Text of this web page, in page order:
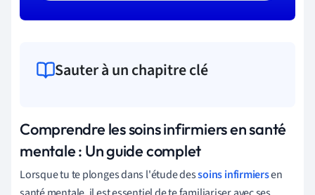
Sauter à un chapitre clé
Comprendre les soins infirmiers en santé
mentale : Un guide complet
Lorsque tu te plonges dans l'étude dessoins infirmiersen